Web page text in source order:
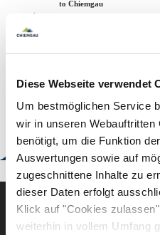
Diese Webseite verwendet
Um bestmöglichen Service
wir in unseren
benötigt, um die Funktion
Auswertungen sowie auf
zugeschnittene Inhalte zu
dieser Daten erfolgt
Klick auf "Cookies
weiterhin in vollem Umfang
Back to the home page
Welcome to Chiemgau
+49 (861) 988 231-20
Good to know
Deutsch English